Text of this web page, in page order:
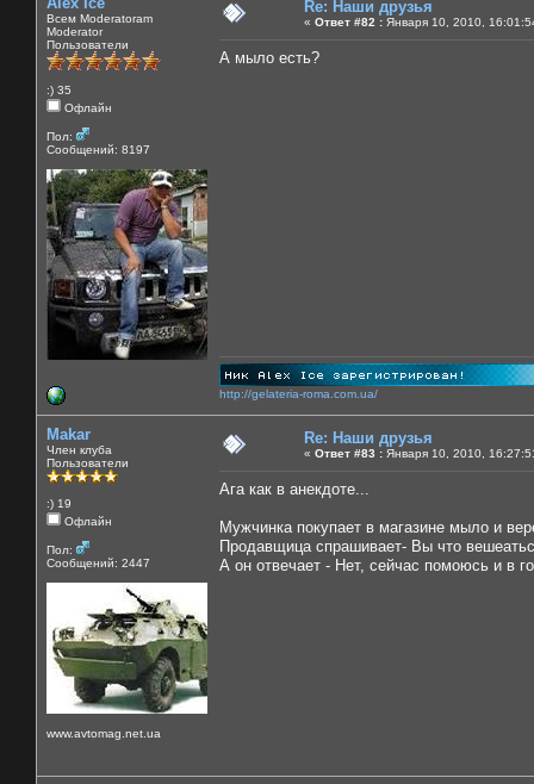
Всем Moderatoram
Moderator
Пользователи
:) 35
Офлайн
Пол:
Сообщений: 8197
Re: Наши друзья
« Ответ #82 : Января 10, 2010,
А мыло есть?
http://gelateria-roma.com.ua/
Makar
Член клуба
Пользователи
:) 19
Офлайн
Пол:
Сообщений: 2447
www.avtomag.net.ua
Re: Наши друзья
« Ответ #83 : Января 10, 2010,
Ага как в анекдоте...
Мужчинка покупает в магазине мыло и
Продавщица спрашивает- Вы что
А он отвечает - Нет, сейчас помоюсь и в